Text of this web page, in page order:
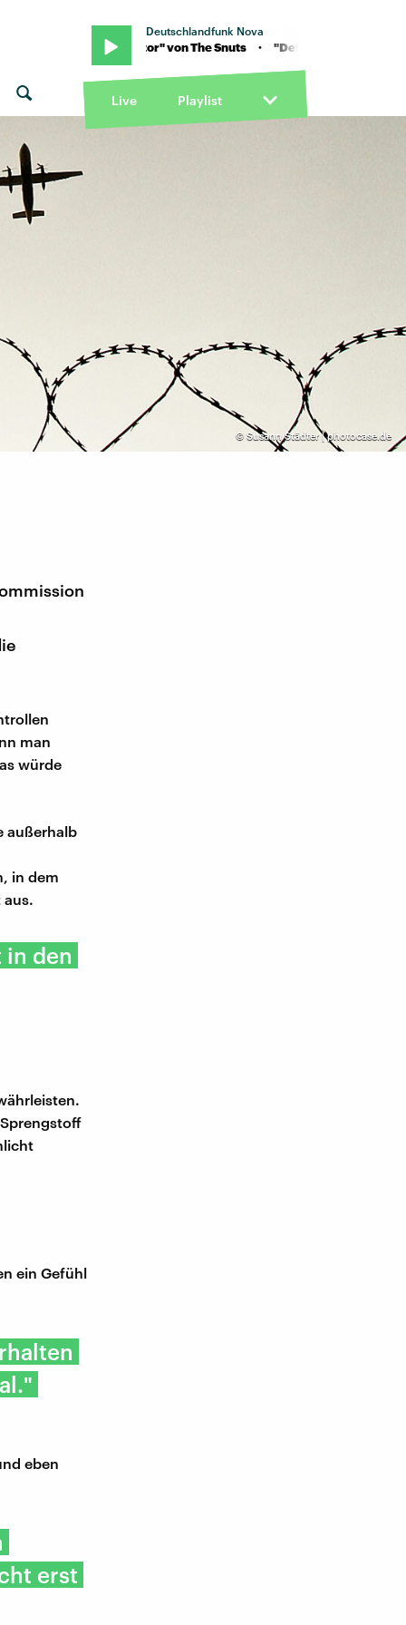
Deutschlandfunk Nova
"Defibrillator" von The Snuts · "Defibrillator" von The Snuts
Live Playlist
© Susann Städter | photocase.de
man
würde
außerhalb
in dem
den
ein Gefühl
eben
erst